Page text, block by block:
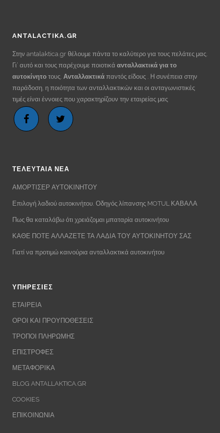
ANTALACTIKA.GR
Στην antalaktica.gr θέλουμε πάντα το καλύτερο για τους πελάτες μας.
Γι’ αυτό και τους παρέχουμε ποιοτικά ανταλλακτικά για το
αυτοκίνητο τους. Ανταλλακτικά παντός είδους . Η συνέπεια στην
παράδοση, η ποιότητα των ανταλλακτικών και οι ανταγωνιστικές
τιμές είναι έννοιες που χαρακτηρίζουν την εταιρείας μας
ΤΕΛΕΥΤΑΙΑ ΝΕΑ
ΑΜΟΡΤΙΣΕΡ ΑΥΤΟΚΙΝΗΤΟΥ
Επιλογή λαδιού αυτοκινήτου. Οδηγός λίπανσης MOTUL ΚΑΒΑΛΑ
Πως θα καταλάβω ότι χρειάζομαι μπαταρία αυτοκινήτου
ΚΑΘΕ ΠΟΤΕ ΑΛΛΑΖΕΤΕ ΤΑ ΛΑΔΙΑ ΤΟΥ ΑΥΤΟΚΙΝΗΤΟΥ ΣΑΣ
Γιατί να προτιμώ καινούρια ανταλλακτικά αυτοκινήτου
ΥΠΗΡΕΣΙΕΣ
ΕΤΑΙΡΕΙΑ
ΟΡΟΙ ΚΑΙ ΠΡΟΥΠΟΘΕΣΕΙΣ
ΤΡΟΠΟΙ ΠΛΗΡΩΜΗΣ
ΕΠΙΣΤΡΟΦΕΣ
ΜΕΤΑΦΟΡΙΚΑ
BLOG ANTALLAKTICA.GR
COOKIES
ΕΠΙΚΟΙΝΩΝΙΑ